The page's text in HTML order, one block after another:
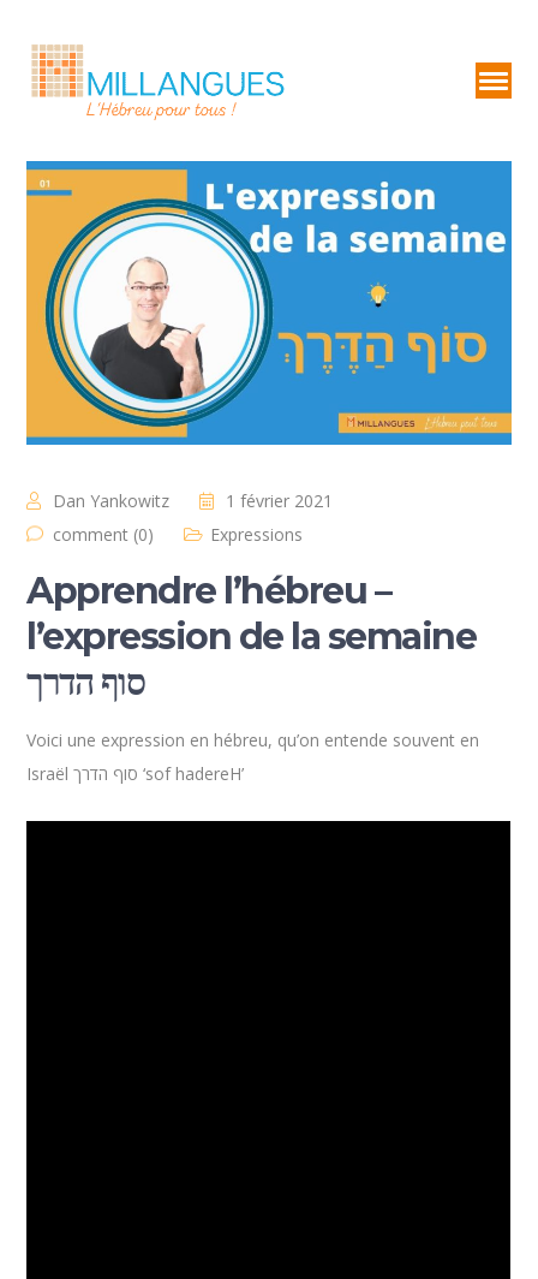
Dan Yankowitz
1 février 2021
comment (0)
Expressions
Apprendre l’hébreu –
l’expression de la semaine
סוף הדרך
Voici une expression en hébreu, qu’on entende souvent en
Israël סוף הדרך ‘sof hadereH’